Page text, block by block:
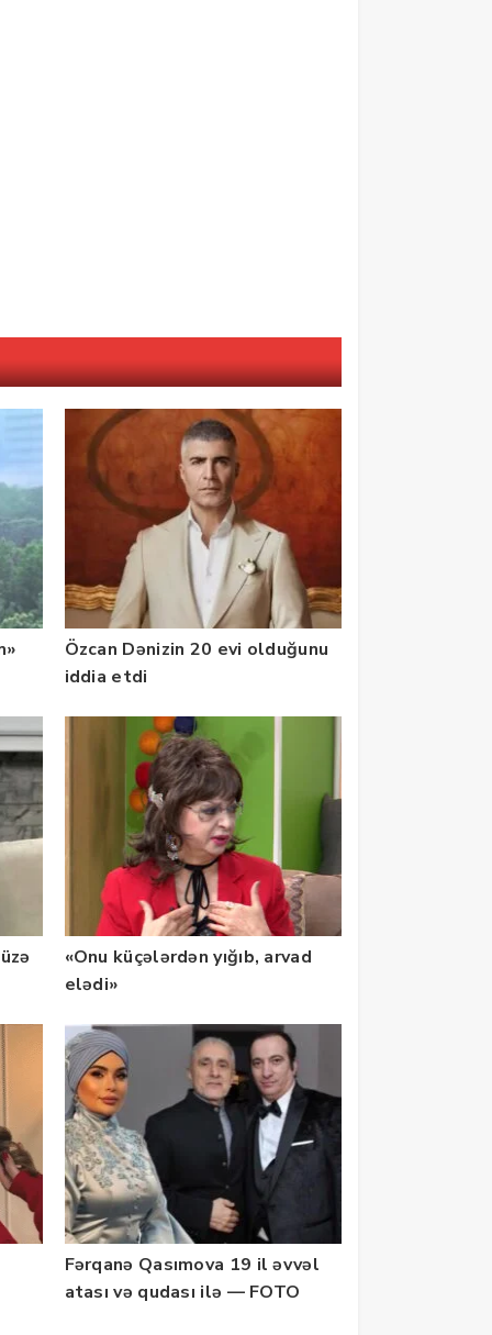
Özcan Dənizin 20 evi olduğunu
iddia etdi
«Onu küçələrdən yığıb, arvad
elədi»
Fərqanə Qasımova 19 il əvvəl
atası və qudası ilə — FOTO